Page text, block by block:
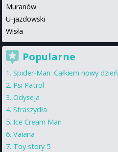
Muranów
U-jazdowski
Wisła
Popularne
Spider-Man: Całkiem nowy dzień
Psi Patrol
Odyseja
Straszydła
Ice Cream Man
Vaiana
Toy story 5